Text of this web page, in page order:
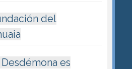
del
Desdémona es